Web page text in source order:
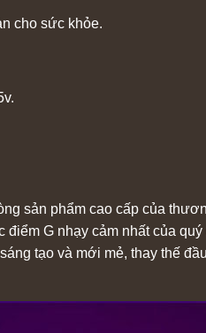
cho sức khỏe.
sản phẩm cao cấp của
G nhạy cảm nhất của
tạo và mới mẻ, thay thế